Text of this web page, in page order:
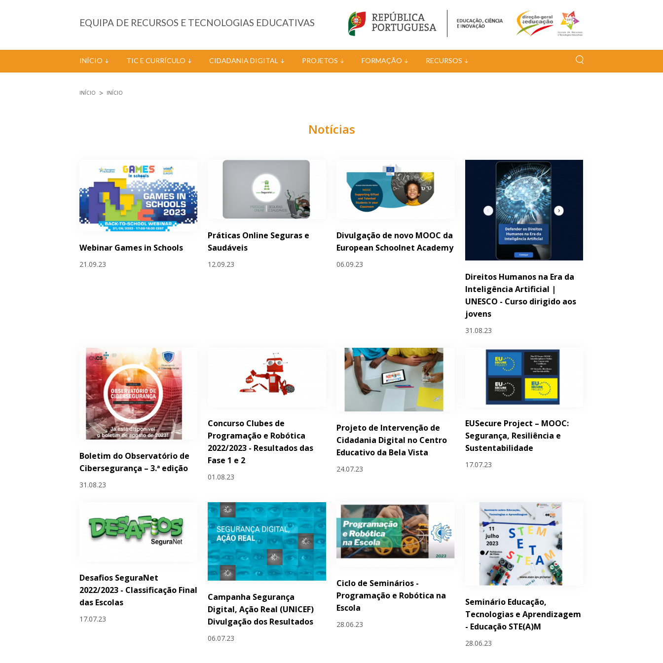
EQUIPA DE RECURSOS E TECNOLOGIAS EDUCATIVAS
INÍCIO TIC E CURRÍCULO CIDADANIA DIGITAL PROJETOS FORMAÇÃO RECURSOS
INÍCIO INÍCIO
Notícias
Webinar Games in Schools
21.09.23
Práticas Online Seguras e
Saudáveis
12.09.23
Divulgação de novo MOOC da
European Schoolnet Academy
06.09.23
Direitos Humanos na Era da
Inteligência Artificial |
UNESCO - Curso dirigido aos
jovens
31.08.23
Boletim do Observatório de
Cibersegurança – 3.ª edição
31.08.23
Concurso Clubes de
Programação e Robótica
2022/2023 - Resultados das
Fase 1 e 2
01.08.23
Projeto de Intervenção de
Cidadania Digital no Centro
Educativo da Bela Vista
24.07.23
EUSecure Project – MOOC:
Segurança, Resiliência e
Sustentabilidade
17.07.23
Desafios SeguraNet
2022/2023 - Classificação Final
das Escolas
17.07.23
Campanha Segurança
Digital, Ação Real (UNICEF)
Divulgação dos Resultados
06.07.23
Ciclo de Seminários -
Programação e Robótica na
Escola
28.06.23
Seminário Educação,
Tecnologias e Aprendizagem
- Educação STE(A)M
28.06.23
Páginas